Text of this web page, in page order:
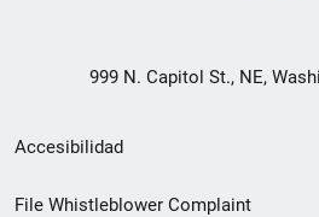
999 N. Capitol St., NE,
Menú
de
Accesibilidad
File Whistleblower Complaint